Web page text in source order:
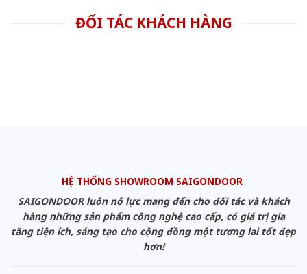
ĐỐI TÁC KHÁCH HÀNG
HỆ THỐNG SHOWROOM SAIGONDOOR
SAIGONDOOR luôn nỗ lực mang đến cho đối tác và khách
hàng những sản phẩm công nghệ cao cấp, có giá trị gia
tăng tiện ích, sáng tạo cho cộng đồng một tương lai tốt đẹp
hơn!